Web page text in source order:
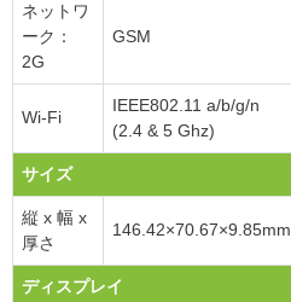
ネットワ
ーク：
2G
GSM
Wi-Fi
IEEE802.11 a/b/g/n
(2.4 & 5 Ghz)
サイズ
縦 x 幅 x
厚さ
146.42×70.67×9.85mm
ディスプレイ